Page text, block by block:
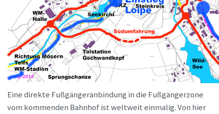
Eine direkte Fußgängeranbindung in die Fußgängerzone
vom kommenden Bahnhof ist weltweit einmalig. Von hier